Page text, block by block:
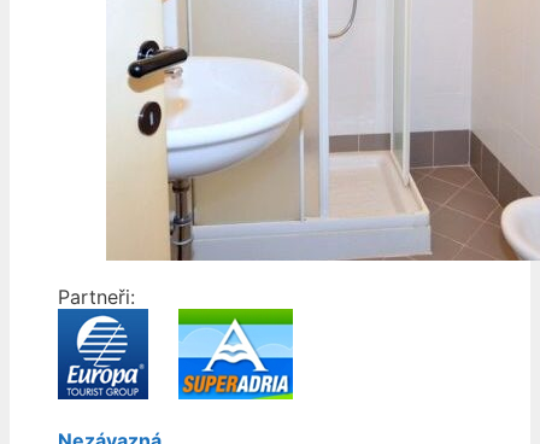
Partneři: